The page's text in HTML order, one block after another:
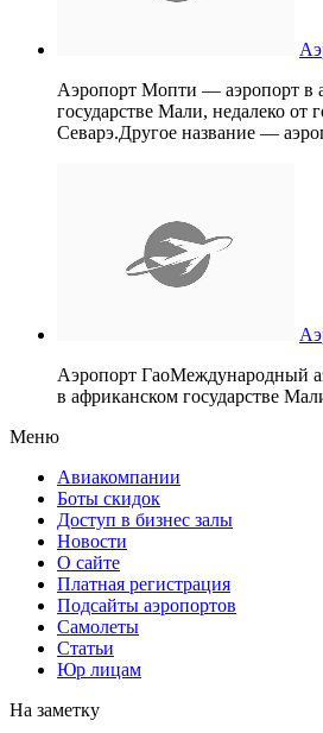
Аэропорт Мопти — аэропорт в
государстве Мали, недалеко от
Севарэ.Другое название —
Аэропорт ГаоМеждународный
в африканском государстве
Меню
Авиакомпании
Боты скидок
Доступ в бизнес залы
Новости
О сайте
Платная регистрация
Подсайты аэропортов
Самолеты
Статьи
Юр лицам
На заметку